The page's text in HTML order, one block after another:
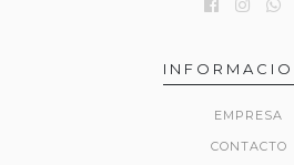
EMPRESA
CONTACTO